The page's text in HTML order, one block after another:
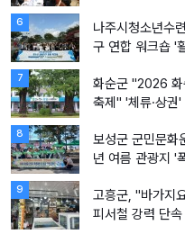
6
나주시청소년수
구 연합 워크숍 '
7
화순군 "2026 화
축제" '체류·상권'
8
보성군 군민문
년 여름 관광지 '
9
고흥군, "바가지
피서철 강력 단속